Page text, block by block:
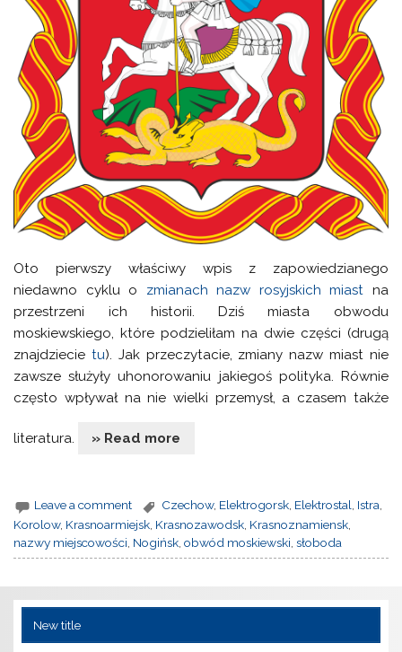
Oto pierwszy właściwy wpis z zapowiedzianego
niedawno cyklu o zmianach nazw rosyjskich miast na
przestrzeni ich historii. Dziś miasta obwodu
moskiewskiego, które podzieliłam na dwie części (drugą
znajdziecie tu). Jak przeczytacie, zmiany nazw miast nie
zawsze służyły uhonorowaniu jakiegoś polityka. Równie
często wpływał na nie wielki przemysł, a czasem także
literatura. » Read more
Leave a comment Czechow, Elektrogorsk, Elektrostal, Istra,
Korolow, Krasnoarmiejsk Krasnozawodsk Krasnoznamiensk
nazwy miejscowości Nogińsk ,obwód moskiewski ,słoboda
New title